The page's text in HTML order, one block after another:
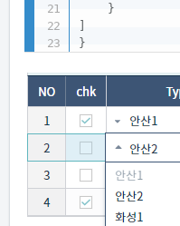
}
}